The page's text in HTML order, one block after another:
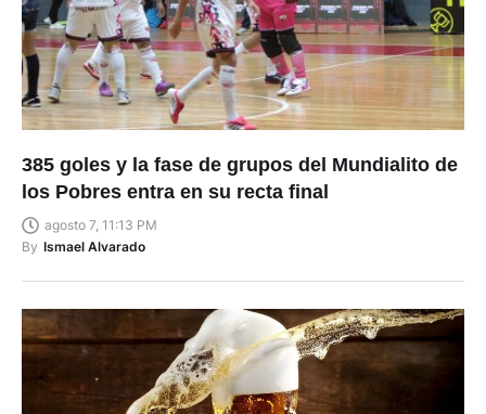
385 goles y la fase de grupos del Mundialito de
los Pobres entra en su recta final
agosto 7, 11:13 PM
By Ismael Alvarado